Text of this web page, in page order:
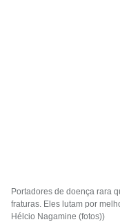
Portadores de doença rara
fraturas. Eles lutam por
Hélcio Nagamine (fotos))